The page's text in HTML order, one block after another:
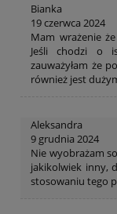
Bianka
19 czerwca 2024
Mam wrażenie
Jeśli chodzi o
zauważyłam że
również jest
Aleksandra
9 grudnia 2024
Nie wyobrażam
jakikolwiek inny,
stosowaniu tego